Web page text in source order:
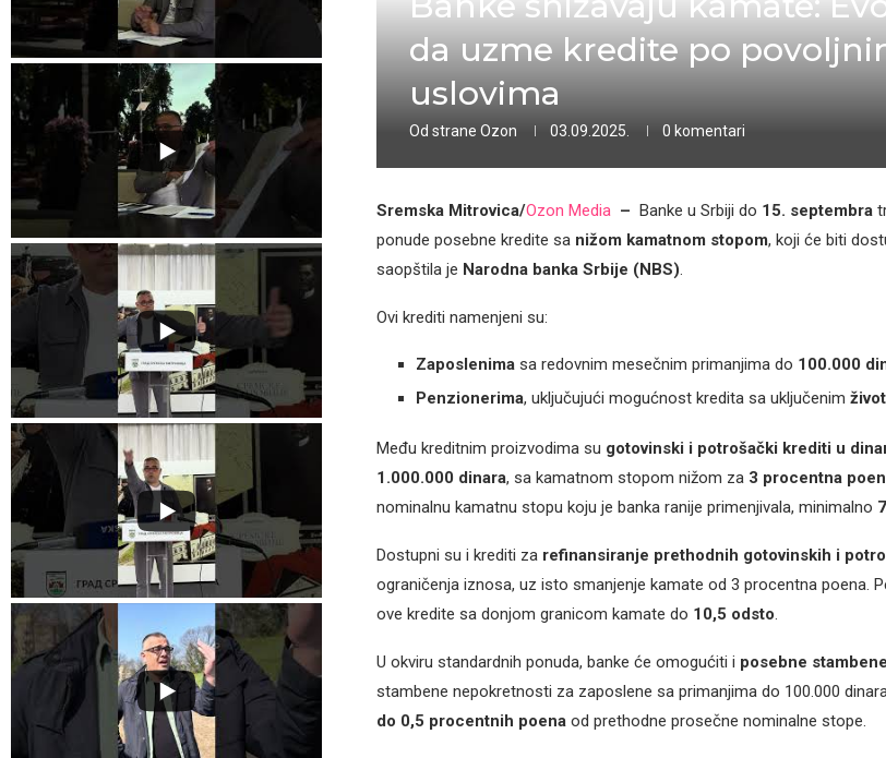
da uzme kredite po
uslovima
Od strane Ozon 03.09.2025. 0 komentari
Sremska Mitrovica/Ozon Media – Banke u Srbiji do 15. septembra
ponude posebne kredite sa nižom kamatnom stopom, koji će biti
saopštila je Narodna banka Srbije (NBS)
Ovi krediti namenjeni su:
Zaposlenimasa redovnim mesečnim primanjima do 100.000
Penzionerima, uključujući mogućnost kredita sa uključenim
Među kreditnim proizvodima su gotovinski i potrošački krediti u
1.000.000 dinara, sa kamatnom stopom nižom za 3 procentna
nominalnu kamatnu stopu koju je banka ranije primenjivala, minimalno
Dostupni su i krediti za refinansiranje prethodnih gotovinskih i
ograničenja iznosa, uz isto smanjenje kamate od 3 procentna poena.
ove kredite sa donjom granicom kamate do 10,5 odsto
U okviru standardnih ponuda, banke će omogućiti i posebne
stambene nepokretnosti za zaposlene sa primanjima do 100.000
do 0,5 procentnih poenaod prethodne prosečne nominalne stope.